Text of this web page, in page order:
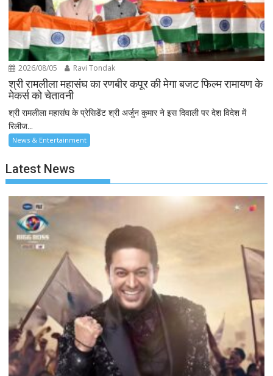
2026/08/05 Ravi Tondak
श्री रामलीला महासंघ का रणबीर कपूर की मेगा बजट फिल्म रामायण के
मेकर्स को चेतावनी
श्री रामलीला महासंघ के प्रेसिडेंट श्री अर्जुन कुमार ने इस दिवाली पर देश विदेश में
रिलीज...
News & Entertainment
Latest News